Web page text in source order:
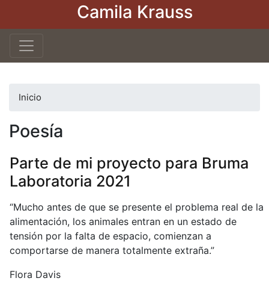
Pasar
Camila Krauss
Inicio
Poesía
Parte de mi proyecto para Bruma
Laboratoria 2021
“Mucho antes de que se presente el problema real de la
alimentación, los animales entran en un estado de
tensión por la falta de espacio, comienzan a
comportarse de manera totalmente extraña.”
Flora Davis